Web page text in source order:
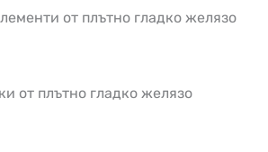
от плътно гладко желязо
от плътно гладко желязо